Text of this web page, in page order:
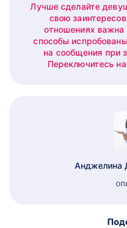
Лучше сделайте
свою
отношениях важна
способы
на сообщения при
Переключитесь
Анджелина